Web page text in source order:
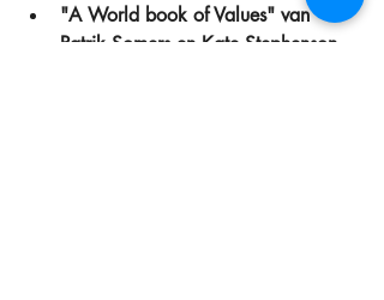
"A World book of Values" van
Patrik Somers en Kate Stephenson